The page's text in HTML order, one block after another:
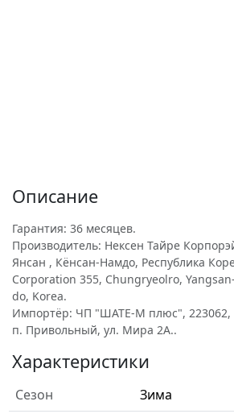
Описание
Гарантия: 36 месяцев.
Производитель: Нексен Тайре
Янсан , Кёнсан-Намдо, Республика
Corporation 355, Chungryeolro,
do, Korea.
Импортёр: ЧП "ШАТЕ-М плюс", 223062,
п. Привольный, ул. Мира 2А..
Характеристики
Сезон
Зима